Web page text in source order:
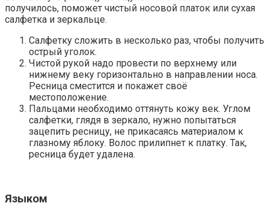
получилось, поможет чистый носовой платок или сухая
салфетка и зеркальце.
Салфетку сложить в несколько раз, чтобы получить
острый уголок.
Чистой рукой надо провести по верхнему или
нижнему веку горизонтально в направлении носа.
Ресница сместится и покажет своё
местоположение.
Пальцами необходимо оттянуть кожу век. Углом
салфетки, глядя в зеркало, нужно попытаться
зацепить ресницу, не прикасаясь материалом к
глазному яблоку. Волос прилипнет к платку. Так,
ресница будет удалена.
Языком